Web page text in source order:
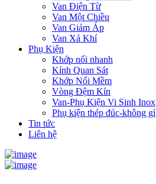
Van Điện Từ
Van Một Chiều
Van Giảm Áp
Van Xả Khí
Phụ Kiện
Khớp nối nhanh
Kính Quan Sát
Khớp Nối Mềm
Vòng Đệm Kín
Van-Phụ Kiện Vi Sinh Inox
Phụ kiện thép đúc-không gỉ
Tin tức
Liên hệ